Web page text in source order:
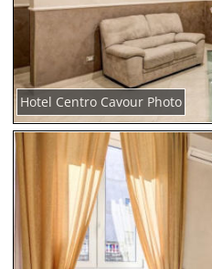
Hotel Centro Cavour Photo